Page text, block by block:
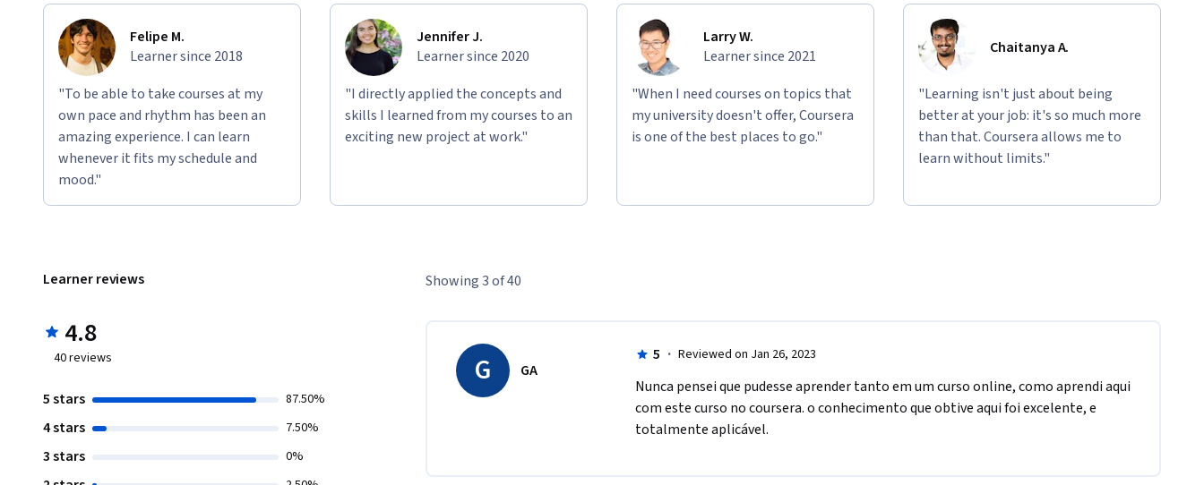
Felipe M.
Learner since 2018
"To be able to take courses at my
own pace and rhythm has been an
amazing experience. I can learn
whenever it fits my schedule and
mood."
Jennifer J.
Learner since 2020
"I directly applied the concepts and
skills I learned from my courses to an
exciting new project at work."
Larry W.
Learner since 2021
"When I need courses on topics that
my university doesn't offer, Coursera
is one of the best places to go."
Chaitanya A.
"Learning isn't just about being
better at your job: it's so much more
than that. Coursera allows me to
learn without limits."
Learner reviews
4.8
40reviews
5 stars 87.50%
4 stars 7.50%
3 stars 0%
Showing 3 of 40
G GA
5 · Reviewed on Jan 26, 2023
Nunca pensei que pudesse aprender tanto em um curso online, como aprendi aqui
com este curso no coursera. o conhecimento que obtive aqui foi excelente, e
totalmente aplicável.